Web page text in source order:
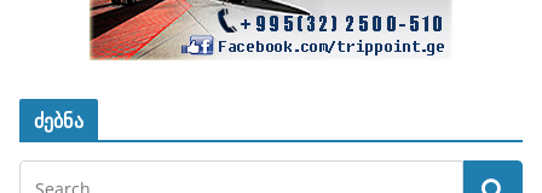
ძებნა